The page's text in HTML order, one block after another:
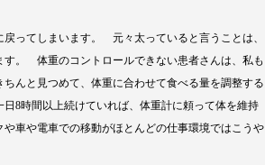
ってしまいます。 元々太っていると言うことは、
す。 体重のコントロールできない患者さんは、私も
んと見つめて、体重に合わせて食べる量を調整する
8時間以上続けていれば、体重計に頼って体を維持
車や電車での移動がほとんどの仕事環境ではこうや